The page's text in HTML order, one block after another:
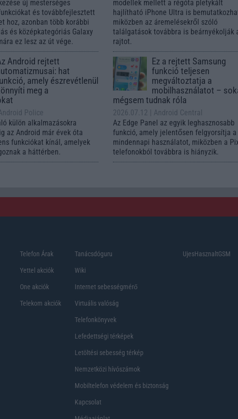
új mesterséges
és továbbfejlesztett
hoz, azonban több korábbi
és középkategóriás Galaxy
ez lesz az út vége.
modellek mellett a régóta pletykált
hajlítható iPhone Ultra is
miközben az áremelésekről szóló
találgatások továbbra is beárnyékolják
rajtot.
Android rejtett
hat
amely észrevétlenül
meg a
Android Police
külön alkalmazásokra
az Android már évek óta
funkciókat kínál, amelyek
a háttérben.
Ez a rejtett Samsung
funkció teljesen
megváltoztatja a
mobilhasználatot –
mégsem tudnak róla
2026.07.12
| Android Central
Az Edge Panel az egyik leghasznosabb
funkció, amely jelentősen felgyorsítja a
mindennapi használatot, miközben a
telefonokból továbbra is hiányzik.
Telefon Árak
Yettel akciók
One akciók
Telekom akciók
Tanácsdóguru
Wiki
Internet sebességmérő
Virtuális valóság
Telefonkönyvek
Lefedettségi térképek
Letöltési sebesség térkép
Nemzetközi hívószámok
Mobiltelefon védelem és biztonság
Kapcsolat
UjesHasznaltGSM